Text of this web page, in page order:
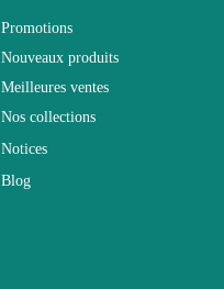
Dimensions
Promotions
Nouveaux produits
Meilleures ventes
Nos collections
Notices
Blog